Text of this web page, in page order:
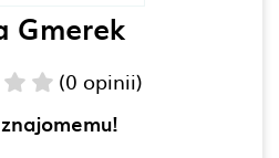
Gmerek
(0 opinii)